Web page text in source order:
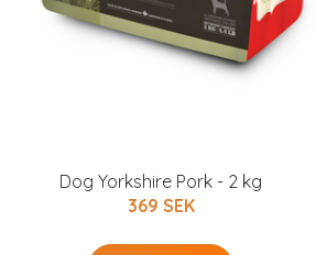
Dog Yorkshire Pork - 2 kg
369 SEK